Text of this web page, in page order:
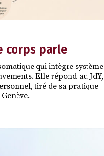
corps parle
qui intègre système
Elle répond au JdY,
tiré de sa pratique